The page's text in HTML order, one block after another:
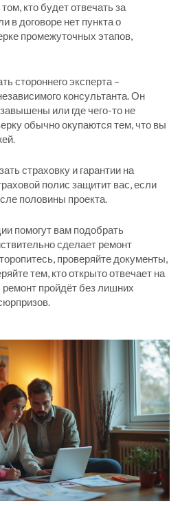
кто будет отвечать за
в договоре нет пункта о
промежуточных этапов,
стороннего эксперта –
консультанта. Он
или где чего-то не
обычно окупаются тем, что вы
страховку и гарантии на
полис защитит вас, если
половины проекта.
помогут вам подобрать
сделает ремонт
проверяйте документы,
тем, кто открыто отвечает на
пройдёт без лишних